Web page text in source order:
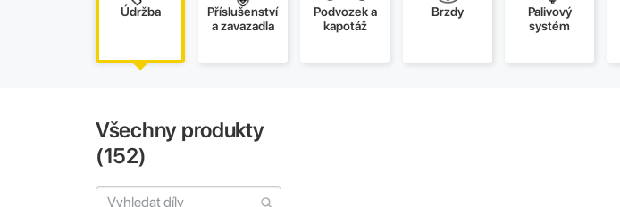
Údržba
Příslušenství
a zavazadla
Podvozek a
kapotáž
Brzdy
Palivový
systém
Všechny produkty
(152)